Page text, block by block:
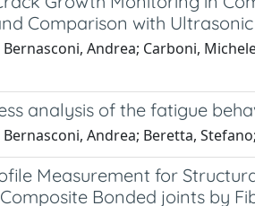
Comparison with
Bernasconi, Andrea; Carboni,
analysis of the fatigue
Bernasconi, Andrea; Beretta,
Measurement for
Bonded joints by